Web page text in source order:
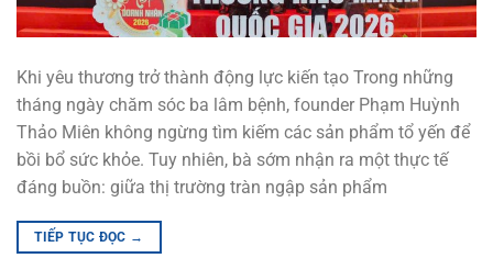
Khi yêu thương trở thành động lực kiến tạo Trong những
tháng ngày chăm sóc ba lâm bệnh, founder Phạm Huỳnh
Thảo Miên không ngừng tìm kiếm các sản phẩm tổ yến để
bồi bổ sức khỏe. Tuy nhiên, bà sớm nhận ra một thực tế
đáng buồn: giữa thị trường tràn ngập sản phẩm
TIẾP TỤC ĐỌC →